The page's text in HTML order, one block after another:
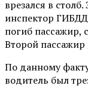
врезался в
инспектор
погиб пассажир,
Второй пассажир
По данному
водитель был